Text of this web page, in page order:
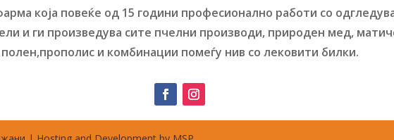
која повеќе од 15 години професионално работи со
и ги произведува сите пчелни производи, природен мед,
полен,прополис и комбинации помеѓу нив со лековити билки.